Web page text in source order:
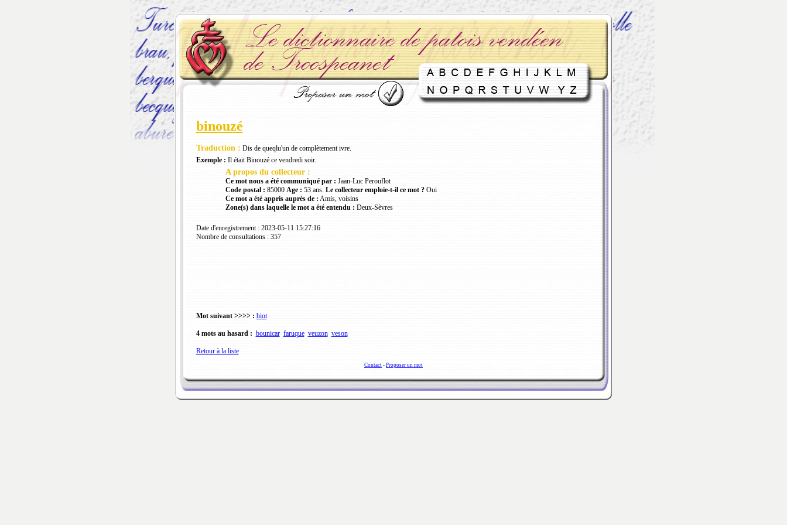
binouzé
Traduction : Dis de queqlu'un de complètement ivre.
Exemple : Il était Binouzé ce vendredi soir.
A propos du collecteur :
Ce mot nous a été communiqué par : Jaan-Luc Perouflot
Code postal : 85000 Age : 53 ans. Le collecteur emploie-t-il ce mot ?Oui
Ce mot a été appris auprès de : Amis, voisins
Zone(s) dans laquelle le mot a été entendu : Deux-Sèvres
Date d'enregistrement : 2023-05-11 15:27:16
Nombre de consultations : 357
Mot suivant >>>> : biot
4 mots au hasard : bounicar faruque veuzon veson
Retour à la liste
Contact - Proposer un mot